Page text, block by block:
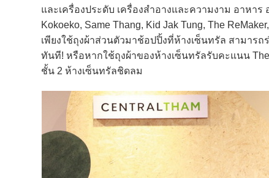
และเครื่องประดับ เครื่องสำอางและความงาม อาหาร
Kokoeko, Same Thang, Kid Jak Tung, The
เพียงใช้ถุงผ้าส่วนตัวมาช้อปปิ้งที่ห้างเซ็นทรัล สามารถ
ทันที! หรือหากใช้ถุงผ้าของห้างเซ็นทรัลรับคะแนน
ชั้น 2 ห้างเซ็นทรัลชิดลม